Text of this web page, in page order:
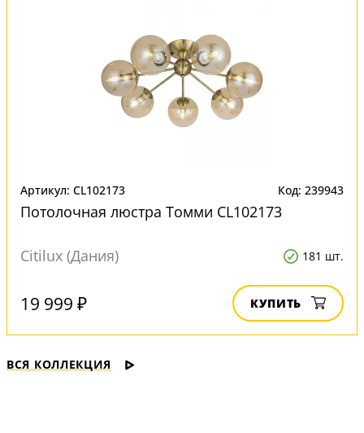
Артикул: CL102173 Код: 239943
Потолочная люстра Томми CL102173
Citilux (Дания) 181 шт.
19 999 ₽ КУПИТЬ
ВСЯ КОЛЛЕКЦИЯ